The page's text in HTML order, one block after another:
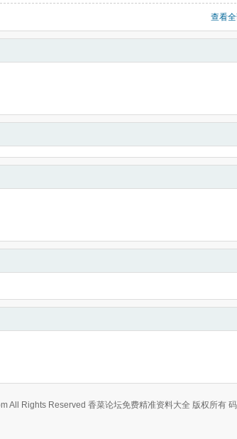
查看
All Rights Reserved 香菜论坛免费精准资料大全 版权所有